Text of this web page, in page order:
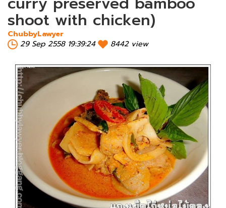
shoot with chicken)
ChubbyLawyer
29 Sep 2558 19:39:24
8442 view